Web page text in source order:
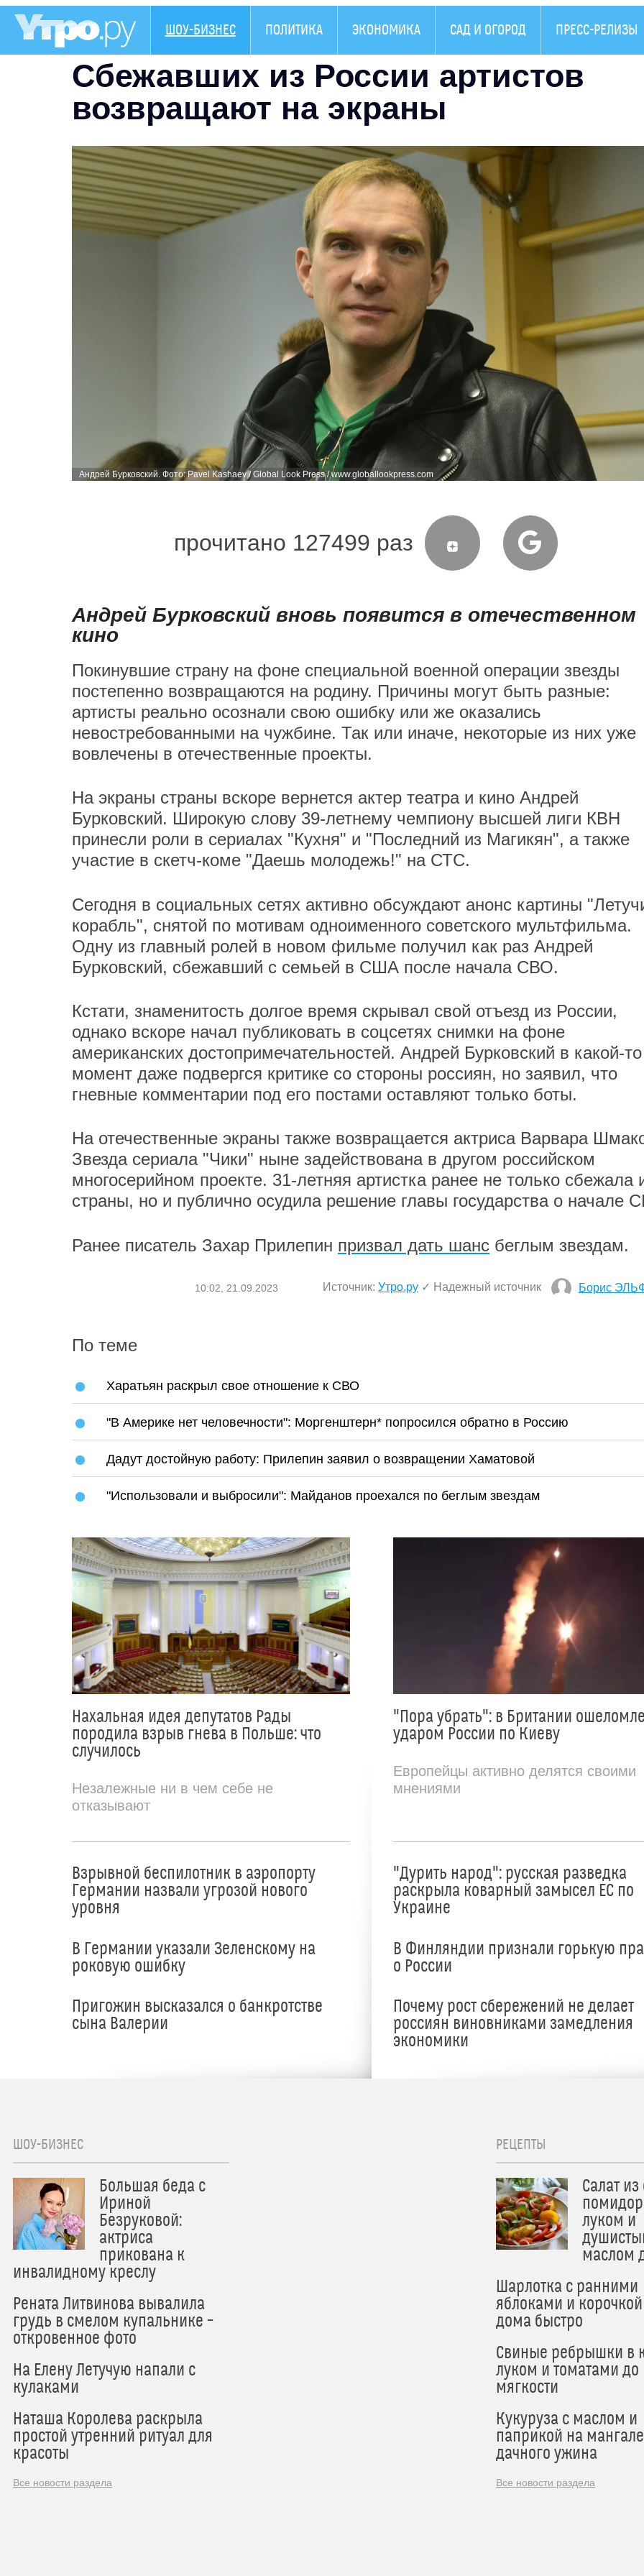
ШОУ-БИЗНЕС ПОЛИТИКА ЭКОНОМИКА САД И ОГОРОД ПРЕСС-РЕЛИЗЫ
Сбежавших из России артистов
возвращают на экраны
Андрей Бурковский. Фото: Pavel Kashaev / Global Look Press / www.globallookpress.com
прочитано 127499 раз
Андрей Бурковский вновь появится в отечественном
кино
Покинувшие страну на фоне специальной военной операции звезды
постепенно возвращаются на родину. Причины могут быть разные:
артисты реально осознали свою ошибку или же оказались
невостребованными на чужбине. Так или иначе, некоторые из них уже
вовлечены в отечественные проекты.
На экраны страны вскоре вернется актер театра и кино Андрей
Бурковский. Широкую слову 39-летнему чемпиону высшей лиги КВН
принесли роли в сериалах "Кухня" и "Последний из Магикян", а также
участие в скетч-коме "Даешь молодежь!" на СТС.
Сегодня в социальных сетях активно обсуждают анонс картины
корабль", снятой по мотивам одноименного советского мультфильма.
Одну из главный ролей в новом фильме получил как раз Андрей
Бурковский, сбежавший с семьей в США после начала СВО.
Кстати, знаменитость долгое время скрывал свой отъезд из России,
однако вскоре начал публиковать в соцсетях снимки на фоне
американских достопримечательностей. Андрей Бурковский в какой-то
момент даже подвергся критике со стороны россиян, но заявил, что
гневные комментарии под его постами оставляют только боты.
На отечественные экраны также возвращается актриса Варвара
Звезда сериала "Чики" ныне задействована в другом российском
многосерийном проекте. 31-летняя артистка ранее не только сбежала
страны, но и публично осудила решение главы государства о начале
Ранее писатель Захар Прилепин призвал дать шанс беглым звездам.
10:02, 21.09.2023 Источник: Утро.ру ✓ Надежный источник Борис
По теме
Харатьян раскрыл свое отношение к СВО
"В Америке нет человечности": Моргенштерн* попросился обратно в Россию
Дадут достойную работу: Прилепин заявил о возвращении Хаматовой
"Использовали и выбросили": Майданов проехался по беглым звездам
Нахальная идея депутатов Рады
породила взрыв гнева в Польше: что
случилось
Незалежные ни в чем себе не
отказывают
Взрывной беспилотник в аэропорту
Германии назвали угрозой нового
уровня
В Германии указали Зеленскому на
роковую ошибку
Пригожин высказался о банкротстве
сына Валерии
"Пора убрать": в Британии
ударом России по Киеву
Европейцы активно делятся своими
мнениями
"Дурить народ": русская разведка
раскрыла коварный замысел ЕС по
Украине
В Финляндии признали горькую
о России
Почему рост сбережений не делает
россиян виновниками замедления
экономики
ШОУ-БИЗНЕС
Большая беда с
Ириной
Безруковой:
актриса
прикована к
инвалидному креслу
Рената Литвинова вывалила
грудь в смелом купальнике –
откровенное фото
На Елену Летучую напали с
кулаками
Наташа Королева раскрыла
простой утренний ритуал для
красоты
Все новости раздела
РЕЦЕПТЫ
Салат
луком и
маслом
Шарлотка с ранними
яблоками и
дома быстро
Свиные ребрышки в
луком и томатами до
мягкости
Кукуруза с маслом и
паприкой на
дачного ужина
Все новости раздела